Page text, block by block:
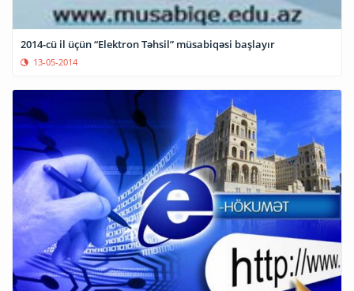
2014-cü il üçün “Elektron Təhsil” müsabiqəsi başlayır
13-05-2014